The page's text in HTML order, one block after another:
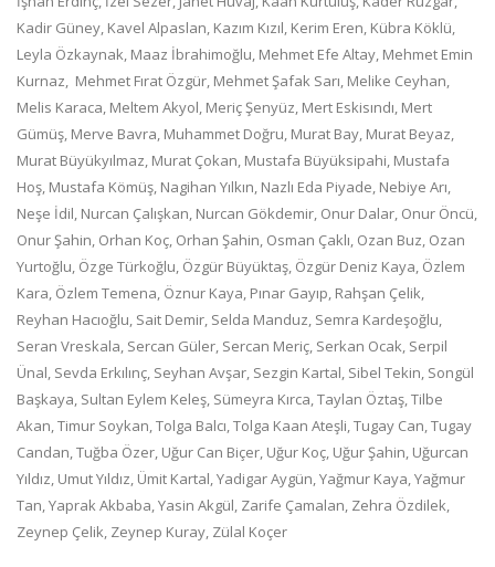
Kadir Güney, Kavel Alpaslan, Kazım Kızıl, Kerim Eren, Kübra Köklü,
Leyla Özkaynak, Maaz İbrahimoğlu, Mehmet Efe Altay, Mehmet Emin
Kurnaz, Mehmet Fırat Özgür, Mehmet Şafak Sarı, Melike Ceyhan,
Melis Karaca, Meltem Akyol, Meriç Şenyüz, Mert Eskisındı, Mert
Gümüş, Merve Bavra, Muhammet Doğru, Murat Bay, Murat Beyaz,
Murat Büyükyılmaz, Murat Çokan, Mustafa Büyüksipahi, Mustafa
Hoş, Mustafa Kömüş, Nagihan Yılkın, Nazlı Eda Piyade, Nebiye Arı,
Neşe İdil, Nurcan Çalışkan, Nurcan Gökdemir, Onur Dalar, Onur Öncü,
Onur Şahin, Orhan Koç, Orhan Şahin, Osman Çaklı, Ozan Buz, Ozan
Yurtoğlu, Özge Türkoğlu, Özgür Büyüktaş, Özgür Deniz Kaya, Özlem
Kara, Özlem Temena, Öznur Kaya, Pınar Gayıp, Rahşan Çelik,
Reyhan Hacıoğlu, Sait Demir, Selda Manduz, Semra Kardeşoğlu,
Seran Vreskala, Sercan Güler, Sercan Meriç, Serkan Ocak, Serpil
Ünal, Sevda Erkılınç, Seyhan Avşar, Sezgin Kartal, Sibel Tekin, Songül
Başkaya, Sultan Eylem Keleş, Sümeyra Kırca, Taylan Öztaş, Tilbe
Akan, Timur Soykan, Tolga Balcı, Tolga Kaan Ateşli, Tugay Can, Tugay
Candan, Tuğba Özer, Uğur Can Biçer, Uğur Koç, Uğur Şahin, Uğurcan
Yıldız, Umut Yıldız, Ümit Kartal, Yadigar Aygün, Yağmur Kaya, Yağmur
Tan, Yaprak Akbaba, Yasin Akgül, Zarife Çamalan, Zehra Özdilek,
Zeynep Çelik, Zeynep Kuray, Zülal Koçer